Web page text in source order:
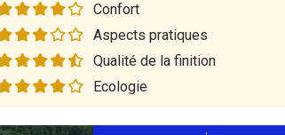
Confort
Aspects pratiques
Qualité de la finition
Ecologie